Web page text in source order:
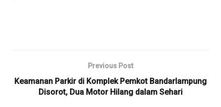
Previous Post
Keamanan Parkir di Komplek Pemkot Bandarlampung
Disorot, Dua Motor Hilang dalam Sehari